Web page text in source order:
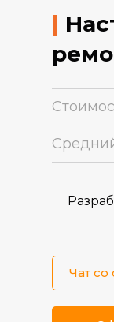
|
Чат со